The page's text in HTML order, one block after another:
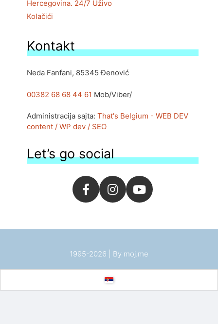
Hercegovina. 24/7 Uživo
Kolačići
Kontakt
Neda Fanfani, 85345 Đenović
00382 68 68 44 61 Mob/Viber/
Administracija sajta: That's Belgium - WEB DEV
content / WP dev / SEO
Let’s go social
1995-2026 | By moj.me